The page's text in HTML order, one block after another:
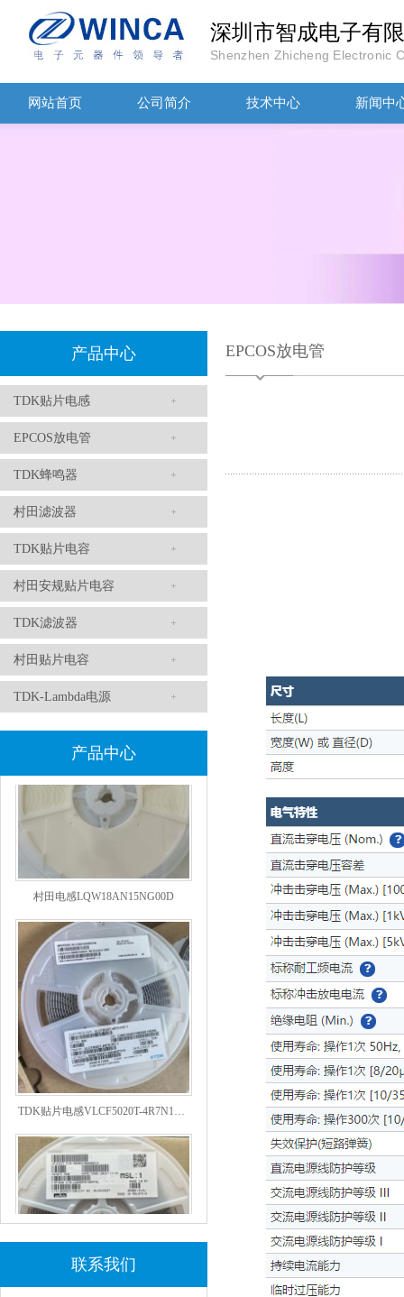
深圳市智成电子有
Shenzhen Zhicheng Electronic
网站首页 公司简介 技术中心 新闻中
产品中心
TDK贴片电感
EPCOS放电管
TDK蜂鸣器
村田滤波器
TDK贴片电容
村田安规贴片电容
TDK滤波器
村田贴片电容
TDK-Lambda电源
产品中心
TDK-EPCOS热敏电阻 B57351V5103H060
TDK滤波器ACM2012-202-2P-T002参数
村田电感LQW18AN15NG00D
TDK贴片电感VLCF5020T-4R7N1R7-1
联系我们
EPCOS放电管